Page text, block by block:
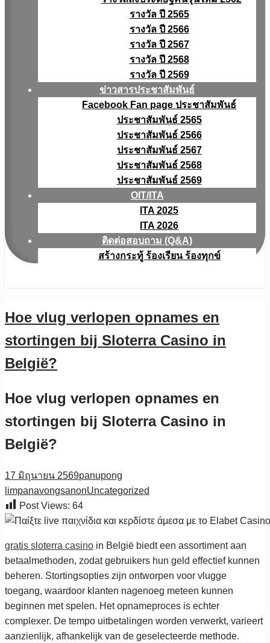
รางวัล ปี 2565
รางวัล ปี 2566
รางวัล ปี 2567
รางวัล ปี 2568
รางวัล ปี 2569
ข่าวสารประชาสัมพันธ์
Facebook Fan page ประชาสัมพันธ์
ประชาสัมพันธ์ 2565
ประชาสัมพันธ์ 2566
ประชาสัมพันธ์ 2567
ประชาสัมพันธ์ 2568
ประชาสัมพันธ์ 2569
OIT/ITA
ITA 2025
ITA 2026
ติดต่อสอบถาม (Q&A)
สร้างกระทู้ ร้องเรียน ร้องทุกข์
Hoe vlug verlopen opnames en
stortingen bij Sloterra Casino in
België?
Hoe vlug verlopen opnames en
stortingen bij Sloterra Casino in
België?
17 มิถุนายน 2569panupong
limpanavongsanonUncategorized
Post Views: 64
gratis sloterra casino in België biedt een assortiment aan
betaalmethoden, zodat gebruikers hun geld effectief kunnen
beheren. Stortingsopties zijn ontworpen voor vlugge
toegang, waardoor klanten nagenoeg meteen kunnen
beginnen met spelen. Het opnameproces is echter
complexer. De tempo uitbetalingen worden verwerkt, varieert
aanzienlijk, afhankelijk van de geselecteerde methode.